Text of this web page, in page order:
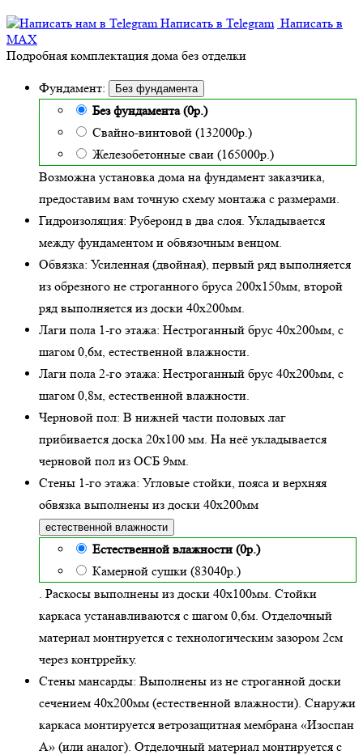
Написать в Telegram Написать в
MAX
Подробная комплектация дома без отделки
Фундамент: Без фундамента
Без фундамента (0р.)
Свайно-винтовой (132000р.)
Железобетонные сваи (165000р.)
Возможна установка дома на фундамент заказчика,
предоставим вам точную схему монтажа с размерами.
Гидроизоляция: Рубероид в два слоя. Укладывается
между фундаментом и обвязочным венцом.
Обвязка: Усиленная (двойная), первый ряд выполняется
из обрезного не строганного бруса 200х150мм, второй
ряд выполняется из доски 40х200мм.
Лаги пола 1-го этажа: Нестроганный брус 40х200мм, с
шагом 0,6м, естественной влажности.
Лаги пола 2-го этажа: Нестроганный брус 40х200мм, с
шагом 0,8м, естественной влажности.
Черновой пол: В нижней части половых лаг
прибивается доска 20х100 мм. На неё укладывается
черновой пол из ОСБ 9мм.
Стены 1-го этажа: Угловые стойки, пояса и верхняя
обвязка выполнены из доски 40х200мм
естественной влажности
Естественной влажности (0р.)
Камерной сушки (83040р.)
. Раскосы выполнены из доски 40х100мм. Стойки
каркаса устанавливаются с шагом 0,6м. Отделочный
материал монтируется с технологическим зазором 2см
через контррейку.
Стены мансарды: Выполнены из не строганной доски
сечением 40х200мм (естественной влажности). Снаружи
каркаса монтируется ветрозащитная мембрана «Изоспан
А» (или аналог). Отделочный материал монтируется с